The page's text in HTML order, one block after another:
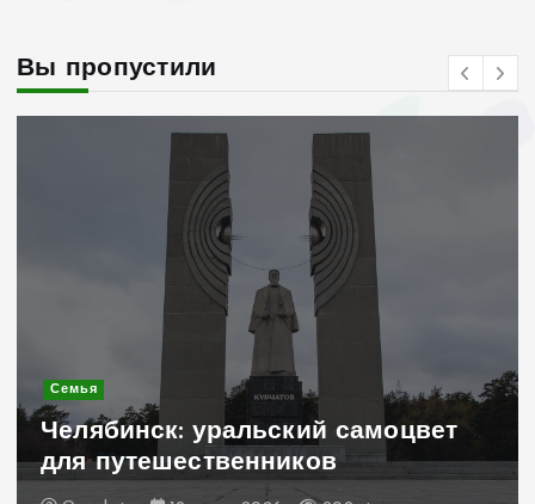
Вы пропустили
Современное строительство
Керамогранит «под дерево»:
стильное и практичное решение
для дачного домика